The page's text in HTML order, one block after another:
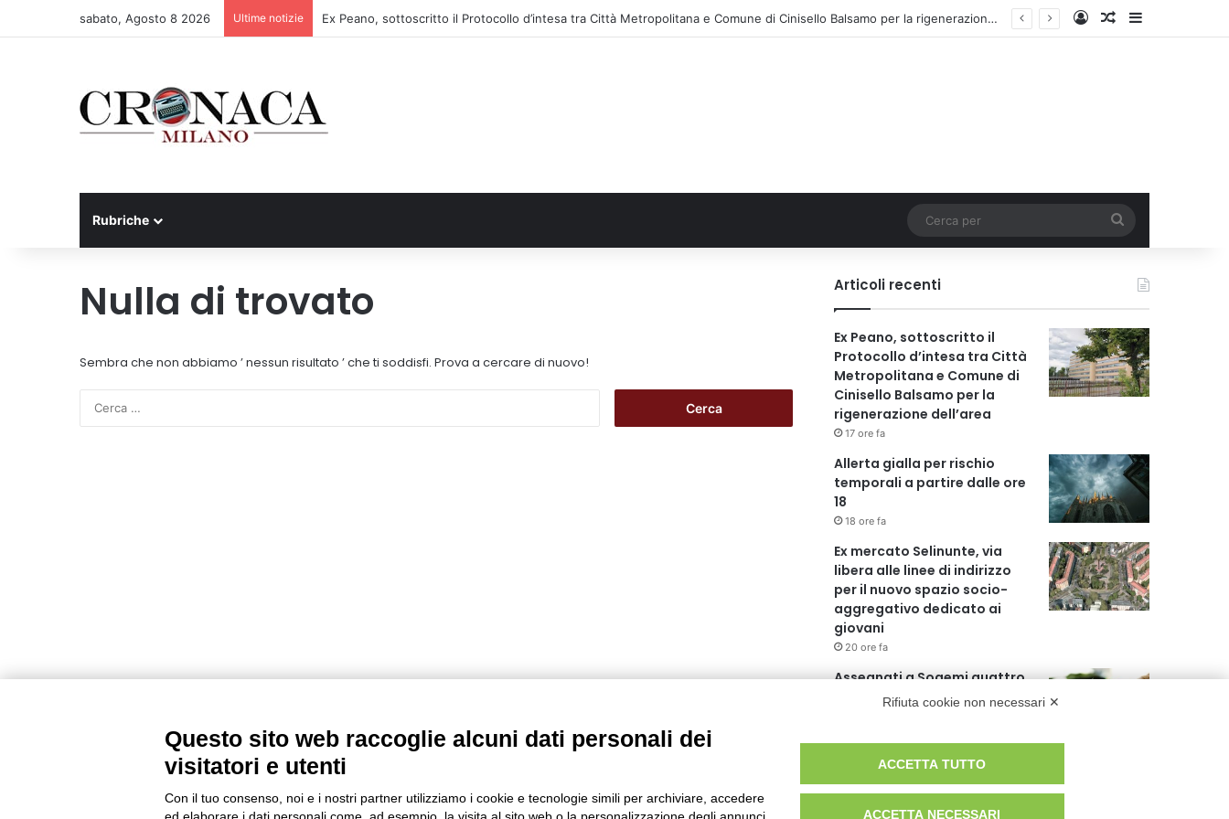
sabato, Agosto 8 2026 Ultime notizie Ex Peano, sottoscritto il Protocollo d’intesa tra Città Metropolitana e Comune di Cinisello Balsamo per la rigenerazione dell’area AccediUn articolo a
Rubriche
per
Nulla di trovato
Sembra che non abbiamo ’ nessun risultato ’ che ti soddisfi. Prova a cercare di nuovo!
Articoli recenti
Ex Peano, sottoscritto il
Protocollo d’intesa tra Città
Metropolitana e Comune di
Cinisello Balsamo per la
rigenerazione dell’area
17 ore fa
Allerta gialla per rischio
temporali a partire dalle ore
18
18 ore fa
Ex mercato Selinunte, via
libera alle linee di indirizzo
per il nuovo spazio socio-
aggregativo dedicato ai
giovani
20 ore fa
Assegnati a Sogemi quattro
mercati comunali coperti
A Santa Giulia tre nuove vie
Zampori e Marchelli
1 giorno fa
Rifiuta cookie non necessari ✕
Questo sito web raccoglie alcuni dati personali dei
visitatori e utenti
Con il tuo consenso, noi e i nostri partner utilizziamo i cookie e tecnologie simili per archiviare, accedere
ACCETTA TUTTO
ACCETTA NECESSARI